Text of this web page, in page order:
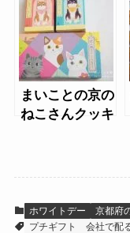
まいことの京の
ねこさんクッキ
ホワイトデー 京都府
プチギフト
会社で配